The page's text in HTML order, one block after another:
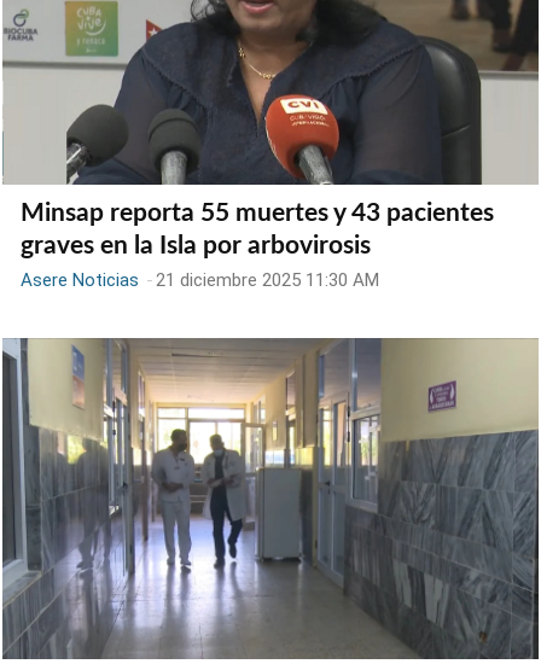
Minsap reporta 55 muertes y 43 pacientes
graves en la Isla por arbovirosis
Asere Noticias -21 diciembre 2025 11:30 AM